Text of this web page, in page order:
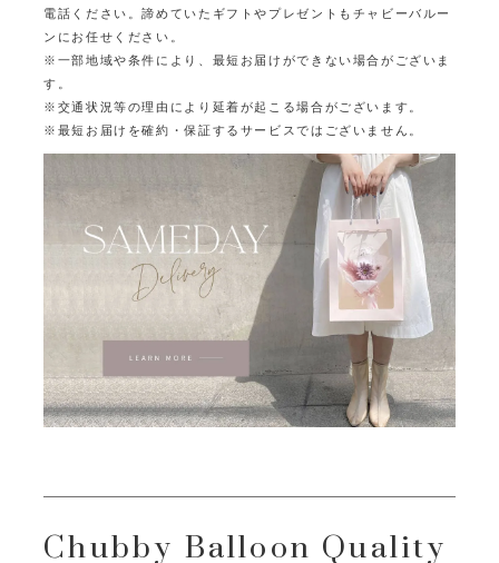
電話ください。諦めていたギフトやプレゼントもチャビーバルー
ンにお任せください。
※一部地域や条件により、最短お届けができない場合がございま
す。
※交通状況等の理由により延着が起こる場合がございます。
※最短お届けを確約・保証するサービスではございません。
Chubby Balloon Quality